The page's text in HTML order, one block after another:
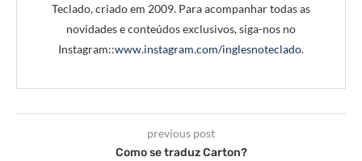
Teclado, criado em 2009. Para acompanhar todas as
novidades e conteúdos exclusivos, siga-nos no
Instagram::www.instagram.com/inglesnoteclado.
previous post
Como se traduz Carton?